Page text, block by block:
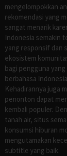
mengelompokkan
rekomendasi yang
sangat menarik
Indonesia semakin
yang responsif dan
ekosistem
bagi pengguna
berbahasa
Kehadirannya juga
penonton dapat
kembali populer.
tanah air, situs
konsumsi hiburan
mengutamakan
subtitle yang baik.